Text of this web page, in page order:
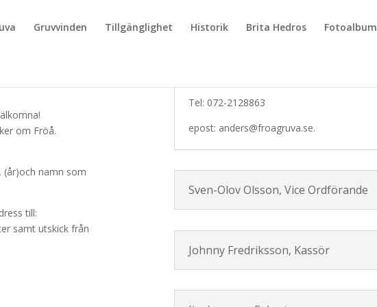
Gruvvinden Tillgänglighet Historik Brita Hedros Fotoalbum
om Fröå.
(år)och namn som
till:
samt utskick från
Tel: 072-2128863
epost: anders@froagruva.se.
Sven-Olov Olsson, Vice Ordförande
Johnny Fredriksson, Kassör